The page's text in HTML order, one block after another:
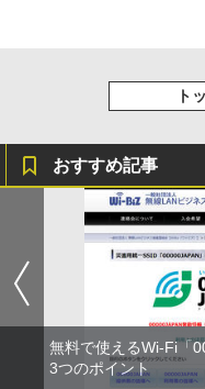
ト
おすすめ記事
無料で使えるWi-Fi「
3つのポイント